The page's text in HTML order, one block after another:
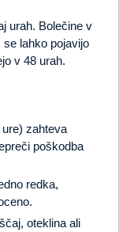
urah. Bolečine v
lahko pojavijo
v 48 urah.
zahteva
poškodba
redka,
oteklina ali